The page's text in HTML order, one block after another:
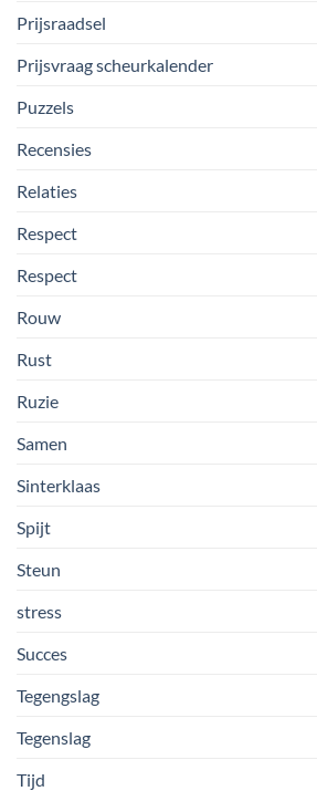
Prijsraadsel
Prijsvraag scheurkalender
Puzzels
Recensies
Relaties
Respect
Respect
Rouw
Rust
Ruzie
Samen
Sinterklaas
Spijt
Steun
stress
Succes
Tegengslag
Tegenslag
Tijd